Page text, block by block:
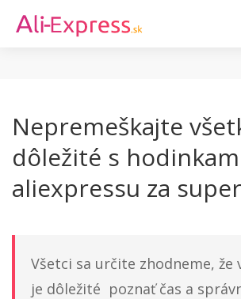
Nepremeškajte
dôležité s
aliexpressu za
Všetci sa určite zhodneme, že
je dôležité poznať čas a